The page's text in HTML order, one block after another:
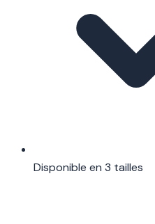
Disponible en 3 tailles